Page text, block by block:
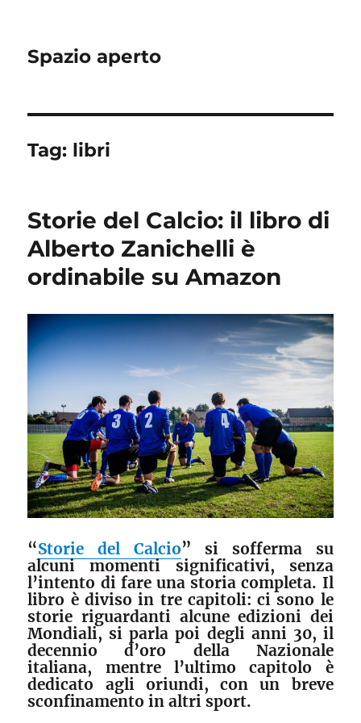
Spazio aperto
Tag: libri
Storie del Calcio: il libro di
Alberto Zanichelli è
ordinabile su Amazon
“Storie del Calcio” si sofferma su
alcuni momenti significativi, senza
l’intento di fare una storia completa. Il
libro è diviso in tre capitoli: ci sono le
storie riguardanti alcune edizioni dei
Mondiali, si parla poi degli anni 30, il
decennio d’oro della Nazionale
italiana, mentre l’ultimo capitolo è
dedicato agli oriundi, con un breve
sconfinamento in altri sport.